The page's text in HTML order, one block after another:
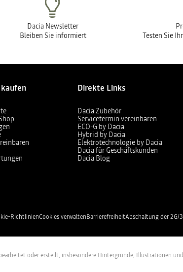
Dacia Newsletter
Bleiben Sie informiert
Testen Sie
Direkte Links
Dacia Zubehör
Servicetermin vereinbaren
ECO-G by Dacia
Hybrid by Dacia
Elektrotechnologie by Dacia
Dacia für Geschäftskunden
Dacia Blog
RichtlinienCookies verwaltenBarrierefreiheitAbschaltung der 2G/
oder erstellt, insbesondere Hintergründe, Illustrationen